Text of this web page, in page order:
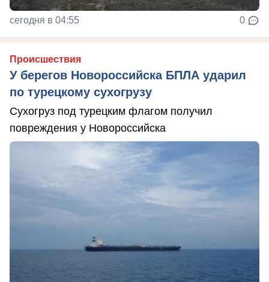
сегодня в 04:55 0
Происшествия
У берегов Новороссийска БПЛА ударил
по турецкому сухогрузу
Сухогруз под турецким флагом получил
повреждения у Новороссийска